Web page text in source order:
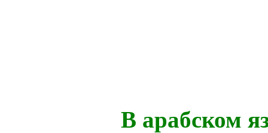
В арабском